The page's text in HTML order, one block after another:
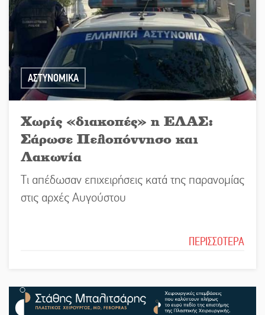
ΑΣΤΥΝΟΜΙΚΑ
Χωρίς «διακοπές» η ΕΛΑΣ:
Σάρωσε Πελοπόννησο και
Λακωνία
Τι απέδωσαν επιχειρήσεις κατά της παρανομίας
στις αρχές Αυγούστου
ΠΕΡΙΣΣΟΤΕΡΑ